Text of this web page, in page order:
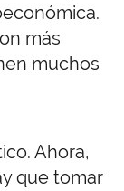
más
muchos
Ahora,
que tomar